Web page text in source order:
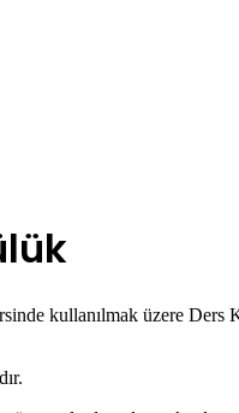
kullanılmak üzere Ders